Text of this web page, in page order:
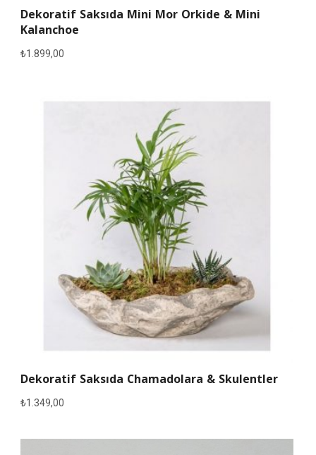
Dekoratif Saksıda Mini Mor Orkide & Mini
Kalanchoe
₺1.899,00
Dekoratif Saksıda Chamadolara & Skulentler
₺1.349,00